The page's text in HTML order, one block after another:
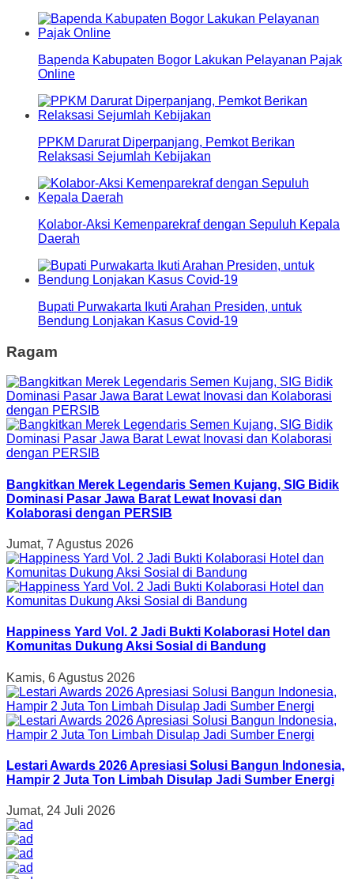
Bapenda Kabupaten Bogor Lakukan Pelayanan Pajak
Online
PPKM Darurat Diperpanjang, Pemkot Berikan
Relaksasi Sejumlah Kebijakan
Kolabor-Aksi Kemenparekraf dengan Sepuluh Kepala
Daerah
Bupati Purwakarta Ikuti Arahan Presiden, untuk
Bendung Lonjakan Kasus Covid-19
Ragam
Bangkitkan Merek Legendaris Semen Kujang, SIG Bidik
Dominasi Pasar Jawa Barat Lewat Inovasi dan
Kolaborasi dengan PERSIB
Jumat, 7 Agustus 2026
Happiness Yard Vol. 2 Jadi Bukti Kolaborasi Hotel dan
Komunitas Dukung Aksi Sosial di Bandung
Kamis, 6 Agustus 2026
Lestari Awards 2026 Apresiasi Solusi Bangun Indonesia,
Hampir 2 Juta Ton Limbah Disulap Jadi Sumber Energi
Jumat, 24 Juli 2026